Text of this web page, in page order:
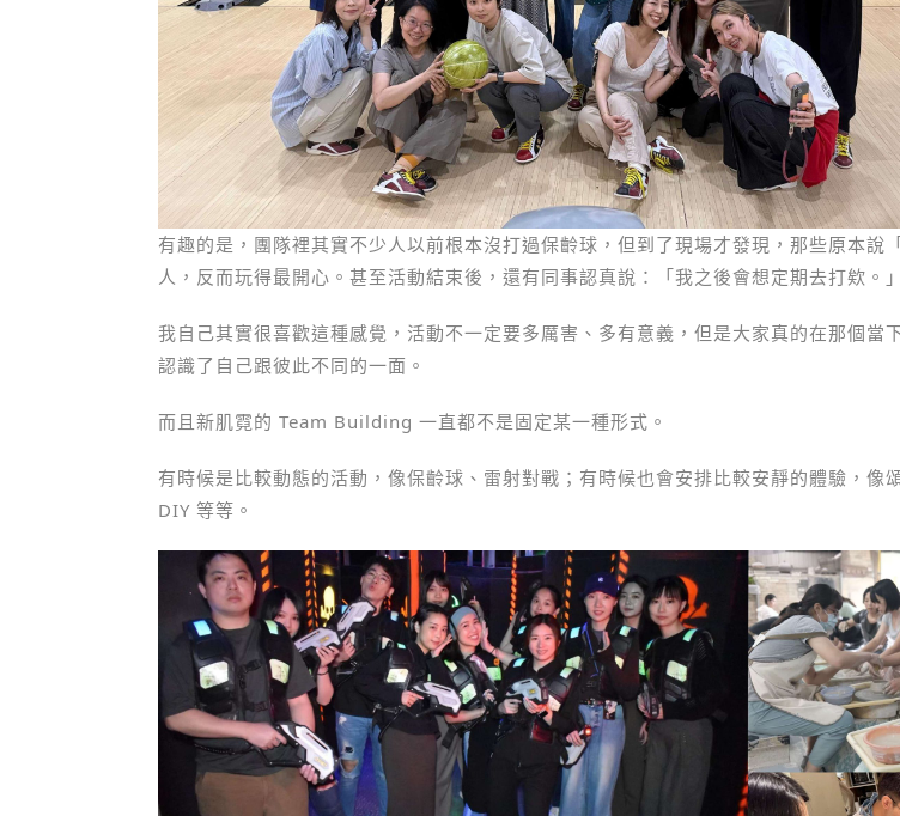
有趣的是，團隊裡其實不少人以前根本沒打過保齡球，但到了現場才發現，那些原本說
人，反而玩得最開心。甚至活動結束後，還有同事認真說：「我之後會想定期去打欸。」
我自己其實很喜歡這種感覺，活動不一定要多厲害、多有意義，但是大家真的在那個當
認識了自己跟彼此不同的一面。
而且新肌霓的 Team Building 一直都不是固定某一種形式。
有時候是比較動態的活動，像保齡球、雷射對戰；有時候也會安排比較安靜的體驗，像
DIY 等等。